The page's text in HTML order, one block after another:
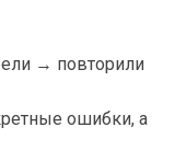
→ повторили
ошибки, а